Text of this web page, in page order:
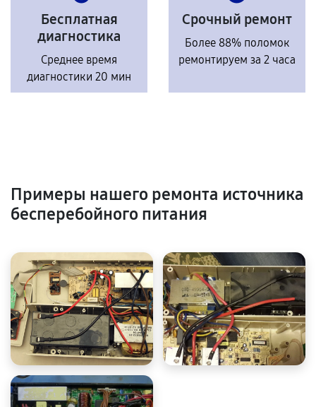
Бесплатная
диагностика
Среднее время
диагностики 20 мин
Срочный ремонт
Более 88% поломок
ремонтируем за 2 часа
Примеры нашего ремонта источника
бесперебойного питания